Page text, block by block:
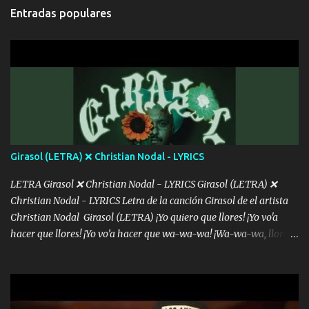
cada que intentas cantar Cada que intentas rapear, cada que
intentas rimar Pobre payaso que usa a todo el mundo pa' conectar
con la gente Dices "Latino Gang" pero pisas a to'a tu gente Pa’ dar
menos se prudente Hoy me sabe a mierda, traigo un Balvin en los
dientes Por falta de empatía le toca ser resiliente ¿Acaso eres
consciente de los followers que mueves? Parcerito, abre los ojos y
ve el poder que tienes Otro chiste malo son los nombres de tus
álbum's "José, vibras colores con la energía del diablo " ¿Si ...
Entradas populares
Girasol (LETRA) ❌ Christian Nodal - LYRICS
LETRA Girasol ❌ Christian Nodal - LYRICS Girasol (LETRA) ❌
Christian Nodal - LYRICS Letra de la canción Girasol de el artista
Christian Nodal Girasol (LETRA) ¡Yo quiero que llores! ¡Yo vo'a
hacer que llores! ¡Yo vo’a hacer que wa-wa-wa! ¡Wa-wa-wa, llores!
intentas rimar Pobre payaso que usa a todo el mundo pa' conectar